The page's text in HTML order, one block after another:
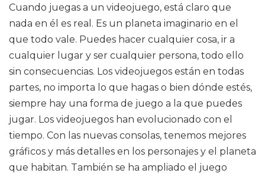
Cuando juegas a un videojuego, está claro que
nada en él es real. Es un planeta imaginario en el
que todo vale. Puedes hacer cualquier cosa, ir a
cualquier lugar y ser cualquier persona, todo ello
sin consecuencias. Los videojuegos están en todas
partes, no importa lo que hagas o bien dónde estés,
siempre hay una forma de juego a la que puedes
jugar. Los videojuegos han evolucionado con el
tiempo. Con las nuevas consolas, tenemos mejores
gráficos y más detalles en los personajes y el planeta
que habitan. También se ha ampliado el juego